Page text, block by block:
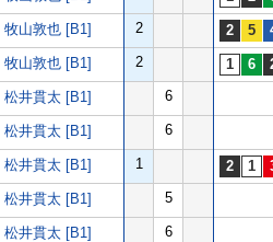
牧山敦也 [B1] 2
牧山敦也 [B1] 2
松井貫太 [B1] 6
松井貫太 [B1] 6
松井貫太 [B1] 1
松井貫太 [B1] 5
松井貫太 [B1] 6